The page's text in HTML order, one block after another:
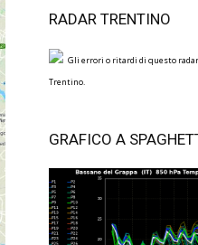
RADAR TRENTINO
Gli errori o ritardi di questo
Trentino.
GRAFICO A